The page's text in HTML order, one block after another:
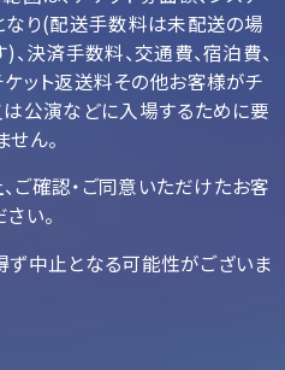
なり(配送手数料は未配送の場
決済手数料、交通費、宿泊費、
ット返送料その他お客様がチ
公演などに入場するために要
ん。
ご確認・ご同意いただけたお客
い。
ず中止となる可能性がございま